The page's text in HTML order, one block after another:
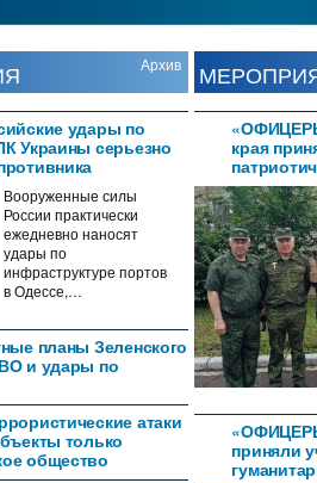
Архив
удары по
Украины серьезно
Вооруженные силы
России практически
ежедневно наносят
удары по
инфраструктуре портов
в Одессе,…
планы Зеленского
и удары по
атаки
только
общество
края
приняли